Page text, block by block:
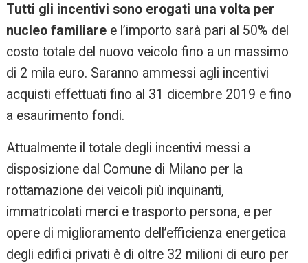
Tutti gli incentivi sono erogati una volta per
nucleo familiare e l’importo sarà pari al 50% del
costo totale del nuovo veicolo fino a un massimo
di 2 mila euro. Saranno ammessi agli incentivi
acquisti effettuati fino al 31 dicembre 2019 e fino
a esaurimento fondi.
Attualmente il totale degli incentivi messi a
disposizione dal Comune di Milano per la
rottamazione dei veicoli più inquinanti,
immatricolati merci e trasporto persona, e per
opere di miglioramento dell’efficienza energetica
degli edifici privati è di oltre 32 milioni di euro per